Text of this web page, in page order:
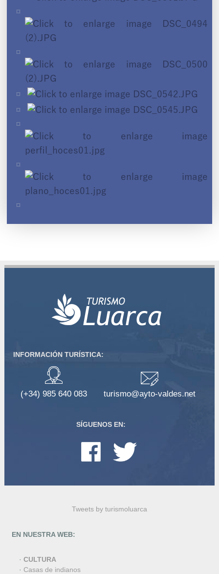
INFORMACIÓN TURÍSTICA:
(+34) 985 640 083 turismo@ayto-valdes.net
SÍGUENOS EN:
Tweets by turismoluarca
EN NUESTRA WEB:
· CULTURA
· Casas de indianos